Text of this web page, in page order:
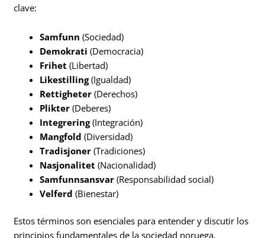
clave:
Samfunn (Sociedad)
Demokrati (Democracia)
Frihet (Libertad)
Likestilling(Igualdad)
Rettigheter (Derechos)
Plikter (Deberes)
Integrering(Integración)
Mangfold (Diversidad)
Tradisjoner (Tradiciones)
Nasjonalitet (Nacionalidad)
Samfunnsansvar (Responsabilidad social)
Velferd (Bienestar)
Estos términos son esenciales para entender y discutir los
principios fundamentales de la sociedad noruega.